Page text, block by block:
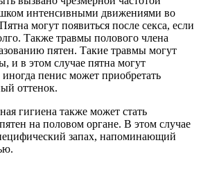
интенсивными движениями во
могут появиться после секса, если
Также травмы полового члена
пятен. Такие травмы могут
и в этом случае пятна могут
пенис может приобретать
оттенок.
гигиена также может стать
на половом органе. В этом случае
запах, напоминающий